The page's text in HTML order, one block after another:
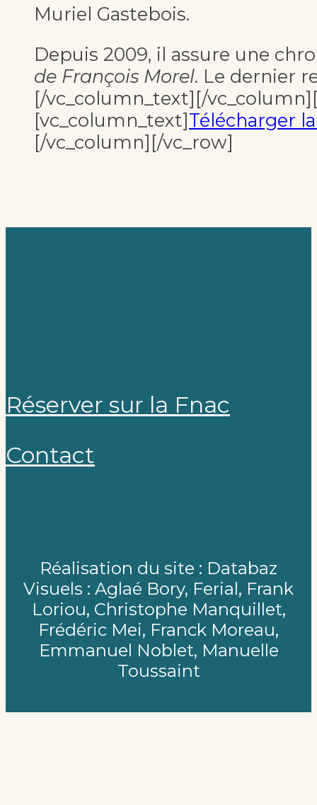
Muriel Gastebois.
Depuis 2009, il assure une
de François Morel. Le dernier
[/vc_column_text][/
[vc_column_text]Télécharger
[/vc_column][/vc_row]
Réserver sur la Fnac
Contact
Réalisation du site : Databaz
Visuels : Aglaé Bory, Ferial, Frank
Loriou, Christophe Manquillet,
Frédéric Mei, Franck Moreau,
Emmanuel Noblet, Manuelle
Toussaint